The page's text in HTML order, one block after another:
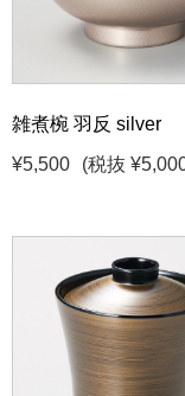
雑煮椀 羽反 silver
¥5,500
(税抜